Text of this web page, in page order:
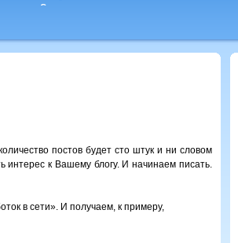
Существует вопросы, на которые не может
постов будет сто штук и ни словом
интерес к Вашему блогу. И начинаем писать.
в сети». И получаем, к примеру,